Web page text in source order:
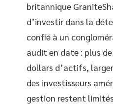
britannique
d’investir dans la
confié à un
audit en date : plus
dollars d’actifs,
des investisseurs
gestion restent